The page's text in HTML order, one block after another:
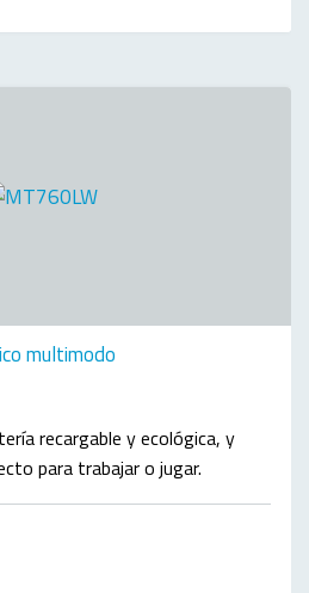
multimodo
recargable y ecológica, y
para trabajar o jugar.